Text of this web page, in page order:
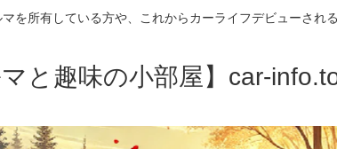
を所有している方や、これからカーライフデビューされ
マと趣味の小部屋】car-